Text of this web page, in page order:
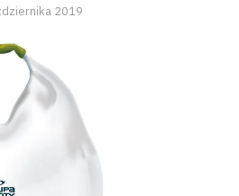
2019